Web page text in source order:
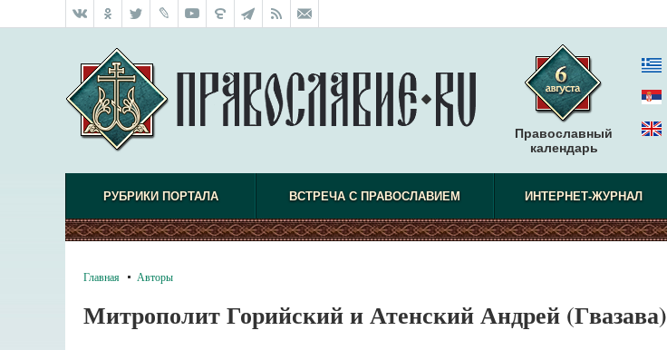
Православный
календарь
РУБРИКИ ПОРТАЛА ВСТРЕЧА С ПРАВОСЛАВИЕМ ИНТЕРНЕТ-ЖУРНАЛ
Главная Авторы
Митрополит Горийский и Атенский Андрей (Гвазава)